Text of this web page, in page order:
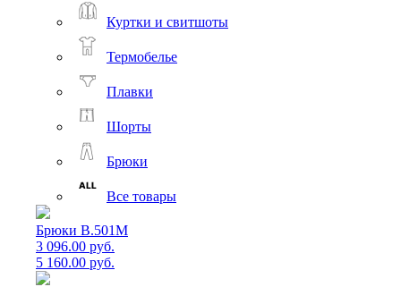
Куртки и свитшоты
Термобелье
Плавки
Шорты
Брюки
Все товары
Брюки B.501M
3 096.00 руб.
5 160.00 руб.